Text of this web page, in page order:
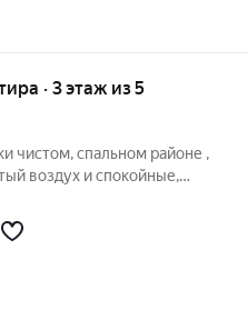
· 3 этаж из 5
чистом, спальном районе ,
воздух и спокойные,
магазины, аптека,